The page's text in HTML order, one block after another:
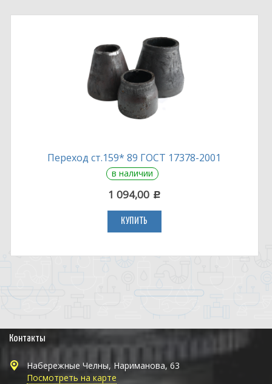
Переход ст.159* 89 ГОСТ 17378-2001
в наличии
1 094,00 c
КУПИТЬ
Контакты
Набережные Челны, Нариманова, 63
Посмотреть на карте